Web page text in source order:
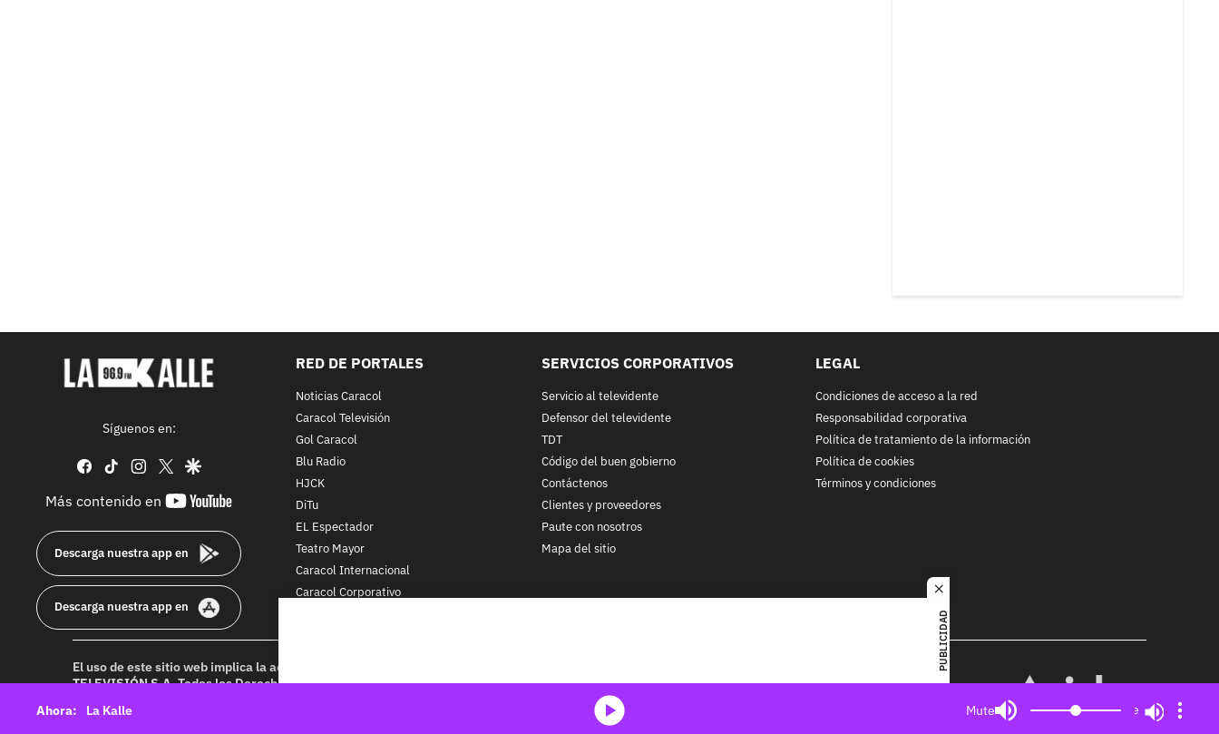
close
PUBLICIDAD
Síguenos en:
facebook
tiktok instagram
twittergoogle
Más contenido en
youtube-
Descarga nuestra app en
Descarga nuestra app en
RED DE PORTALES
Noticias Caracol
Caracol Televisión
Gol Caracol
Blu Radio
HJCK
DiTu
EL Espectador
Teatro Mayor
Caracol Internacional
Caracol Corporativo
SERVICIOS CORPORATIVOS
Servicio al televidente
Defensor del televidente
TDT
Código del buen gobierno
Contáctenos
Clientes y proveedores
Paute con nosotros
Mapa del sitio
LEGAL
Condiciones de acceso a la red
Responsabilidad corporativa
Política de tratamiento de la información
Política de cookies
Términos y condiciones
El uso de este sitio web implica la aceptación de los
TELEVISIÓN S.A.Todos los Derechos Reservados D.R.A. Prohibida su reproducción total o parcial, así como su traducción a cualquier
idioma sin autorización escrita de su titular. Reproduction in whole or in part, or translation without written permission is prohibited. All
rights reserved 2025.
La Kalle
Mute Mute